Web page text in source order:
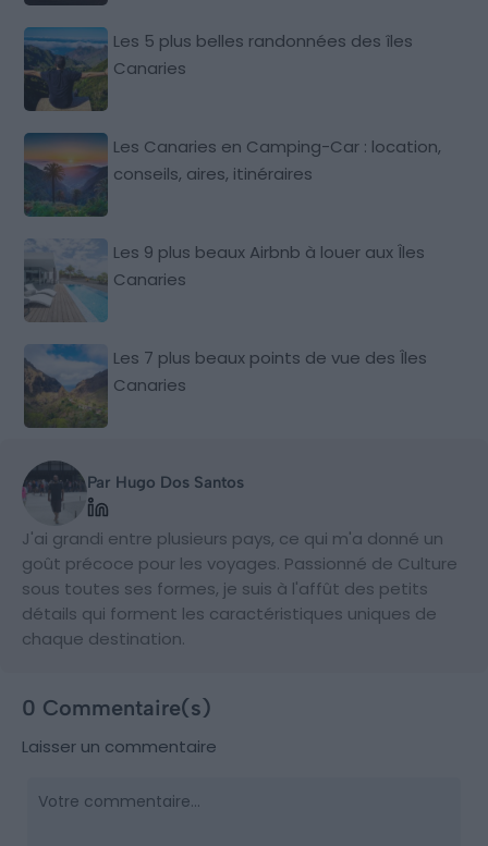
Les 5 plus belles randonnées des îles
Canaries
Les Canaries en Camping-Car : location,
conseils, aires, itinéraires
Les 9 plus beaux Airbnb à louer aux Îles
Canaries
Les 7 plus beaux points de vue des Îles
Canaries
Par Hugo Dos Santos
J'ai grandi entre plusieurs pays, ce qui m'a donné un
goût précoce pour les voyages. Passionné de Culture
sous toutes ses formes, je suis à l'affût des petits
détails qui forment les caractéristiques uniques de
chaque destination.
0 Commentaire(s)
Laisser un commentaire